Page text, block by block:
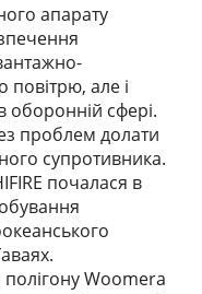
апарату
але і
оборонній сфері.
проблем долати
супротивника.
почалася в
полігону Woomera